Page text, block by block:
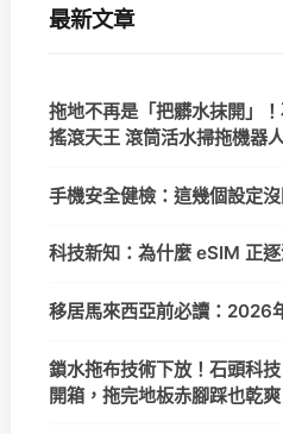
最新文章
拖地不再是「把髒水抹開」
搖滾天王 滾筒活水掃拖機器
手機安全健檢：這幾個設定
科技新知：為什麼 eSIM 正
移居馬來西亞前必讀：2026
鎖水拖布技術下放！石頭科
開箱，拖完地板赤腳踩也乾爽